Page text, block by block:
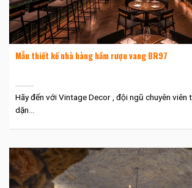
Mẫu thiết kế nhà hàng hầm rượu vang BR97
Hãy đến với Vintage Decor , đội ngũ chuyên viên
dặn...